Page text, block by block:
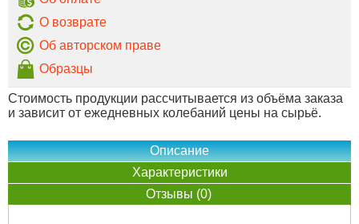
О возврате
Об авторском праве
Образцы
Стоимость продукции рассчитывается из объёма заказа
и зависит от ежедневных колебаний цены на сырьё.
Описание
Характеристики
Отзывы (0)